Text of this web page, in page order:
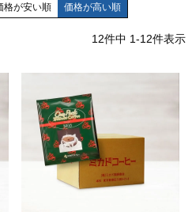
格が安い順 価格が高い順
12件中 1-12件表示